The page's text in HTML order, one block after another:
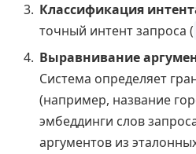
Классификация
точный интент запроса (
Выравнивание
Система определяет
(например, название
эмбеддинги слов
аргументов из